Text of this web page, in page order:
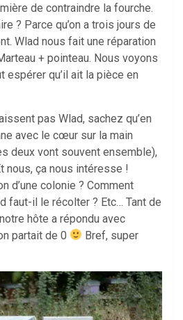
de contraindre la fourche.
? Parce qu’on a trois jours de
Wlad nous fait une réparation
+ pointeau. Nous voyons
espérer qu’il ait la pièce en
pas Wlad, sachez qu’en
avec le cœur sur la main
deux vont souvent ensemble),
nous, ça nous intéresse !
d’une colonie ? Comment
faut-il le récolter ? Etc… Tant de
hôte a répondu avec
partait de 0
Bref, super